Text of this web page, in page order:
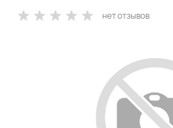
нет отзывов